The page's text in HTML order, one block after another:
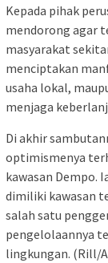
Kepada pihak
mendorong agar
masyarakat
menciptakan
usaha lokal,
menjaga
Di akhir
optimismenya
kawasan Dempo.
dimiliki kawasan
salah satu
pengelolaannya
lingkungan. (Rill/